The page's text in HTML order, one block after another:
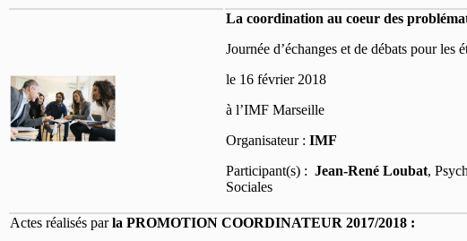
La coordination au coeur des
Journée d’échanges et de débats pour
le 16 février 2018
à l’IMF Marseille
Organisateur : IMF
Participant(s) : Jean-René Loubat,
Sociales
Actes réalisés parla PROMOTION COORDINATEUR 2017/2018 :